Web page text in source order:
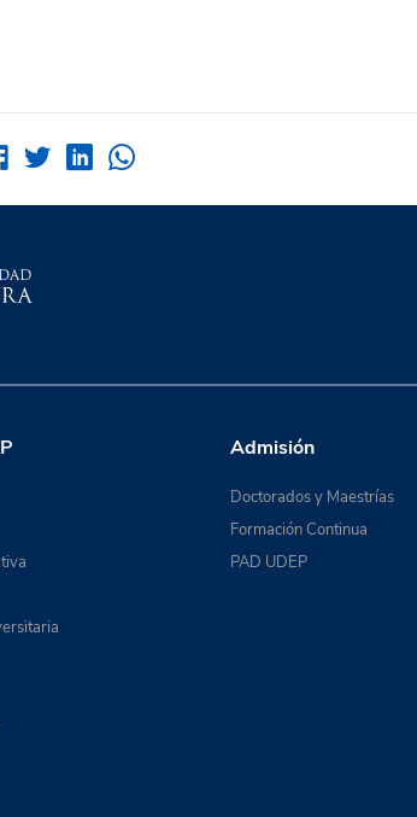
Admisión
Doctorados y Maestrías
Formación Continua
PAD UDEP